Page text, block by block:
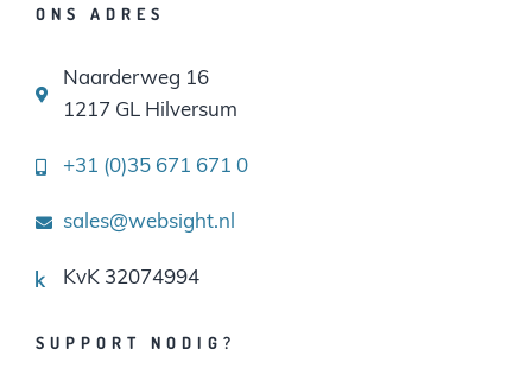
ONS ADRES
Naarderweg 16
1217 GL Hilversum
+31 (0)35 671 671 0
sales@websight.nl
KvK 32074994
SUPPORT NODIG?